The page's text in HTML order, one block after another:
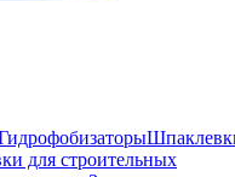
для строительных